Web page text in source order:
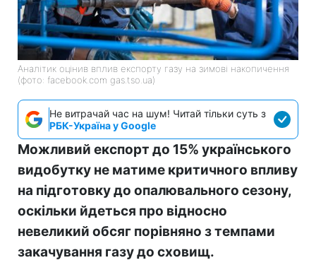
Аналітик оцінив вплив експорту газу на зимові накопичення
(фото: facebook.com gas.tso.ua)
Не витрачай час на шум! Читай тільки суть з
РБК-Україна у Google
Можливий експорт до 15% українського
видобутку не матиме критичного впливу
на підготовку до опалювального сезону,
оскільки йдеться про відносно
невеликий обсяг порівняно з темпами
закачування газу до сховищ.